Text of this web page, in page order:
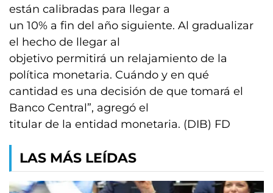
están calibradas para llegar a
un 10% a fin del año siguiente. Al gradualizar
el hecho de llegar al
objetivo permitirá un relajamiento de la
política monetaria. Cuándo y en qué
cantidad es una decisión de que tomará el
Banco Central”, agregó el
titular de la entidad monetaria. (DIB) FD
LAS MÁS LEÍDAS